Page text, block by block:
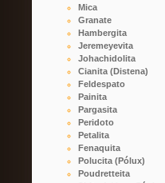
Mica
Granate
Hambergita
Jeremeyevita
Johachidolita
Cianita (Distena)
Feldespato
Painita
Pargasita
Peridoto
Petalita
Fenaquita
Polucita (Pólux)
Poudretteita